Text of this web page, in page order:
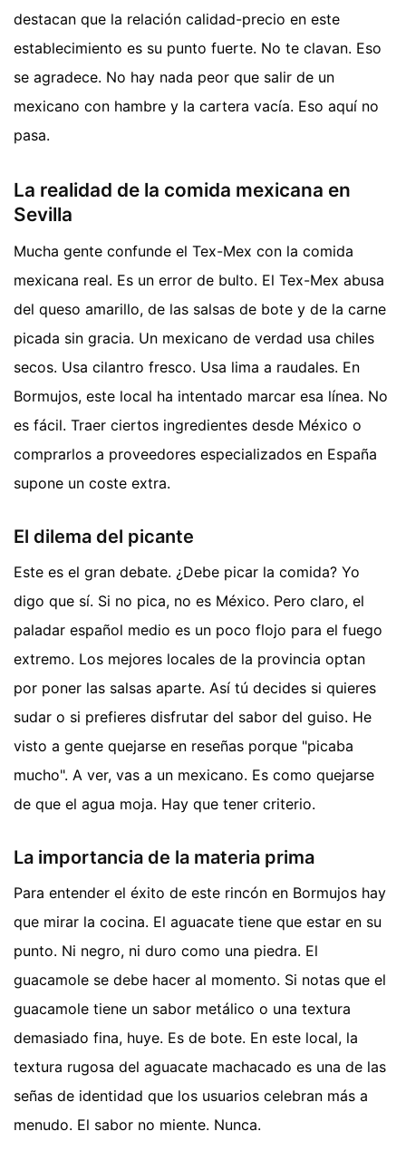
destacan que la relación calidad-precio en este
establecimiento es su punto fuerte. No te clavan. Eso
se agradece. No hay nada peor que salir de un
mexicano con hambre y la cartera vacía. Eso aquí no
pasa.
La realidad de la comida mexicana en
Sevilla
Mucha gente confunde el Tex-Mex con la comida
mexicana real. Es un error de bulto. El Tex-Mex abusa
del queso amarillo, de las salsas de bote y de la carne
picada sin gracia. Un mexicano de verdad usa chiles
secos. Usa cilantro fresco. Usa lima a raudales. En
Bormujos, este local ha intentado marcar esa línea. No
es fácil. Traer ciertos ingredientes desde México o
comprarlos a proveedores especializados en España
supone un coste extra.
El dilema del picante
Este es el gran debate. ¿Debe picar la comida? Yo
digo que sí. Si no pica, no es México. Pero claro, el
paladar español medio es un poco flojo para el fuego
extremo. Los mejores locales de la provincia optan
por poner las salsas aparte. Así tú decides si quieres
sudar o si prefieres disfrutar del sabor del guiso. He
visto a gente quejarse en reseñas porque "picaba
mucho". A ver, vas a un mexicano. Es como quejarse
de que el agua moja. Hay que tener criterio.
La importancia de la materia prima
Para entender el éxito de este rincón en Bormujos hay
que mirar la cocina. El aguacate tiene que estar en su
punto. Ni negro, ni duro como una piedra. El
guacamole se debe hacer al momento. Si notas que el
guacamole tiene un sabor metálico o una textura
demasiado fina, huye. Es de bote. En este local, la
textura rugosa del aguacate machacado es una de las
señas de identidad que los usuarios celebran más a
menudo. El sabor no miente. Nunca.